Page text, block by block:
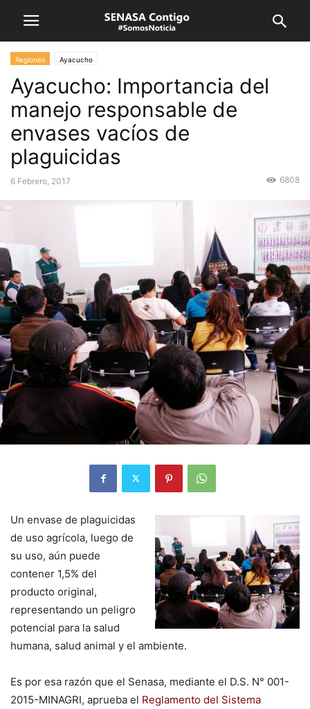
Regiones Ayacucho
Ayacucho: Importancia del
manejo responsable de
envases vacíos de
plaguicidas
6 Febrero, 2017 6808
Un envase de plaguicidas
de uso agrícola, luego de
su uso, aún puede
contener 1,5% del
producto original,
representando un peligro
potencial para la salud
humana, salud animal y el ambiente.
Es por esa razón que el Senasa, mediante el D.S. N° 001-
2015-MINAGRI, aprueba el Reglamento del Sistema